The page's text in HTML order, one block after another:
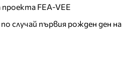
FEA-VEE
случай първия рожден ден на